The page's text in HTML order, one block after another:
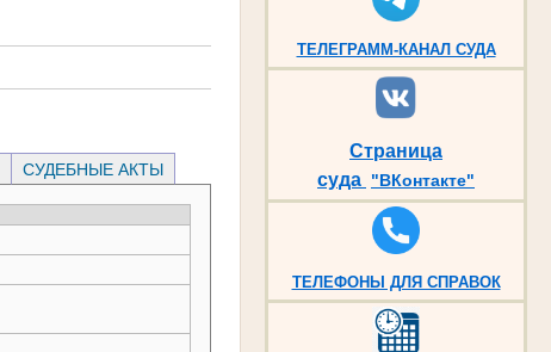
ТЕЛЕГРАММ-КАНАЛ СУДА
Страница
суда "ВКонтакте"
ТЕЛЕФОНЫ ДЛЯ СПРАВОК
СУДЕБНЫЕ АКТЫ